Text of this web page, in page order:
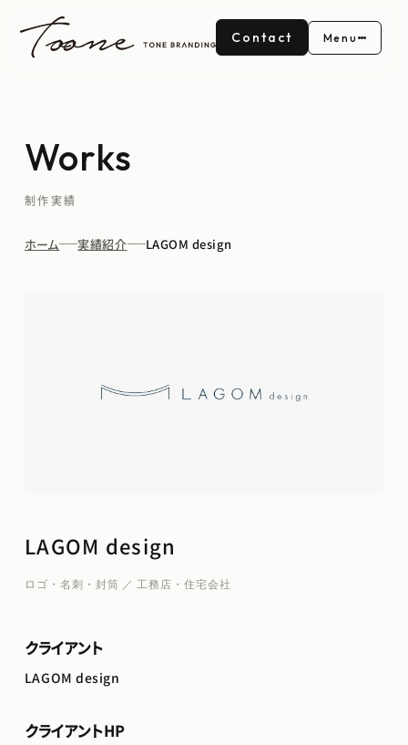
Contact Menu
Works
制作実績
ホーム 実績紹介 LAGOM design
LAGOM design
ロゴ・名刺・封筒 ／ 工務店・住宅会社
クライアント
LAGOM design
クライアントHP